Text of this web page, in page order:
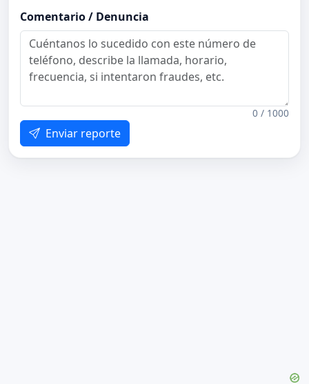
Comentario / Denuncia
0 / 1000
Enviar reporte